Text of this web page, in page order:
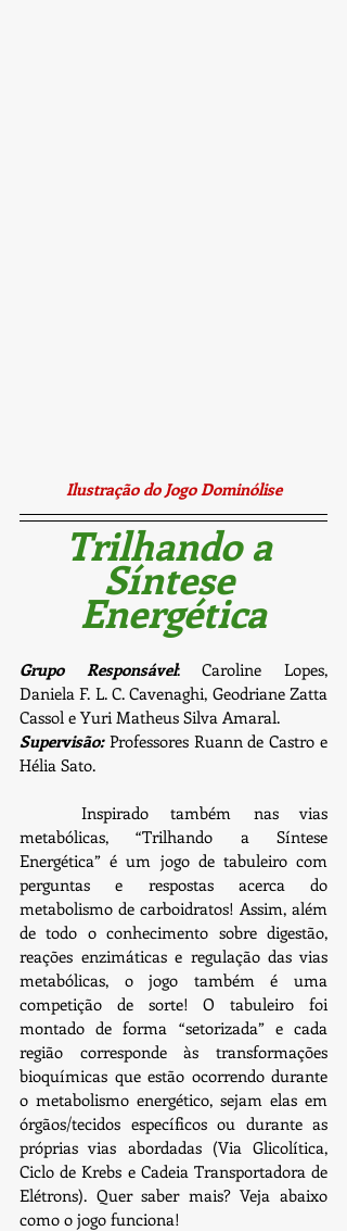
Ilustração do Jogo Dominólise
Trilhando a
Síntese
Energética
Grupo Responsável: Caroline Lopes,
Daniela F. L. C. Cavenaghi, Geodriane Zatta
Cassol e Yuri Matheus Silva Amaral.
Supervisão: Professores Ruann de Castro e
Hélia Sato.
metabólicas, “Trilhando a Síntese
Energética” é um jogo de tabuleiro com
perguntas e respostas acerca do
metabolismo de carboidratos! Assim, além
de todo o conhecimento sobre digestão,
reações enzimáticas e regulação das vias
metabólicas, o jogo também é uma
competição de sorte! O tabuleiro foi
montado de forma “setorizada” e cada
região corresponde às transformações
bioquímicas que estão ocorrendo durante
o metabolismo energético, sejam elas em
órgãos/tecidos específicos ou durante as
próprias vias abordadas (Via Glicolítica,
Ciclo de Krebs e Cadeia Transportadora de
Elétrons). Quer saber mais? Veja abaixo
como o jogo funciona!